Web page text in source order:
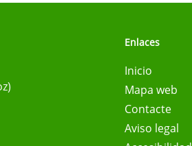
Enlaces
Inicio
Mapa web
Contacte
Aviso legal